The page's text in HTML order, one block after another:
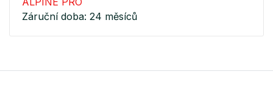
Záruční doba: 24 měsíců